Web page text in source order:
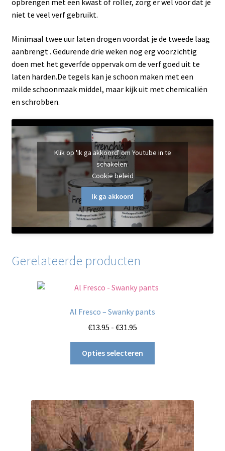
niet te veel verf gebruikt.
Minimaal twee uur laten drogen voordat je de tweede laag
aanbrengt . Gedurende drie weken nog erg voorzichtig
doen met het geverfde oppervak om de verf goed uit te
laten harden.De tegels kan je schoon maken met een
milde schoonmaak middel, maar kijk uit met chemicaliën
en schrobben.
Klik op 'Ik ga akkoord' om Youtube in te
schakelen
Cookie beleid
Ik ga akkoord
Gerelateerde producten
Al Fresco – Swanky pants
€13.95 - €31.95
tot
€31.95
Opties selecteren
Deze
optie
kan
gekozen